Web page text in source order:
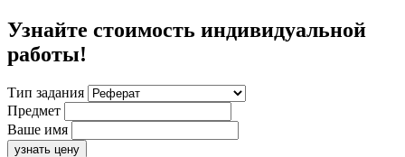
Узнайте стоимость индивидуальной
работы!
Тип задания
Предмет
Ваше имя
узнать цену